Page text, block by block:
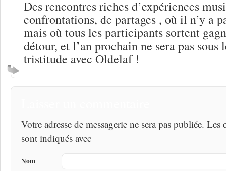
Des rencontres riches d’expériences
confrontations, de partages , où il n’y a
mais où tous les participants sortent
détour, et l’an prochain ne sera pas sous
tristitude avec Oldelaf !
Votre adresse de messagerie ne sera pas publiée.
sont indiqués avec
Nom